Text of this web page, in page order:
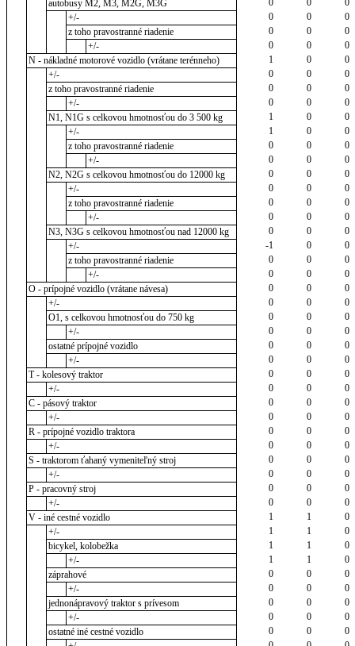
autobusy M2, M3, M2G, M3G
0 0 0
+/-
0 0 0
z toho pravostranné riadenie
0 0 0
+/-
0 0 0
N - nákladné motorové vozidlo (vrátane terénneho)
1 0 0
+/-
0 0 0
z toho pravostranné riadenie
0 0 0
+/-
0 0 0
N1, N1G s celkovou hmotnosťou do 3 500 kg
1 0 0
+/-
1 0 0
z toho pravostranné riadenie
0 0 0
+/-
0 0 0
N2, N2G s celkovou hmotnosťou do 12000 kg
0 0 0
+/-
0 0 0
z toho pravostranné riadenie
0 0 0
+/-
0 0 0
N3, N3G s celkovou hmotnosťou nad 12000 kg
0 0 0
+/-
-1 0 0
z toho pravostranné riadenie
0 0 0
+/-
0 0 0
O - prípojné vozidlo (vrátane návesa)
0 0 0
+/-
0 0 0
O1, s celkovou hmotnosťou do 750 kg
0 0 0
+/-
0 0 0
ostatné prípojné vozidlo
0 0 0
+/-
0 0 0
T - kolesový traktor
0 0 0
+/-
0 0 0
C - pásový traktor
0 0 0
+/-
0 0 0
R - prípojné vozidlo traktora
0 0 0
+/-
0 0 0
S - traktorom ťahaný vymeniteľný stroj
0 0 0
+/-
0 0 0
P - pracovný stroj
0 0 0
+/-
0 0 0
V - iné cestné vozidlo
1 1 0
+/-
1 1 0
bicykel, kolobežka
1 1 0
+/-
1 1 0
záprahové
0 0 0
+/-
0 0 0
jednonápravový traktor s prívesom
0 0 0
+/-
0 0 0
ostatné iné cestné vozidlo
0 0 0